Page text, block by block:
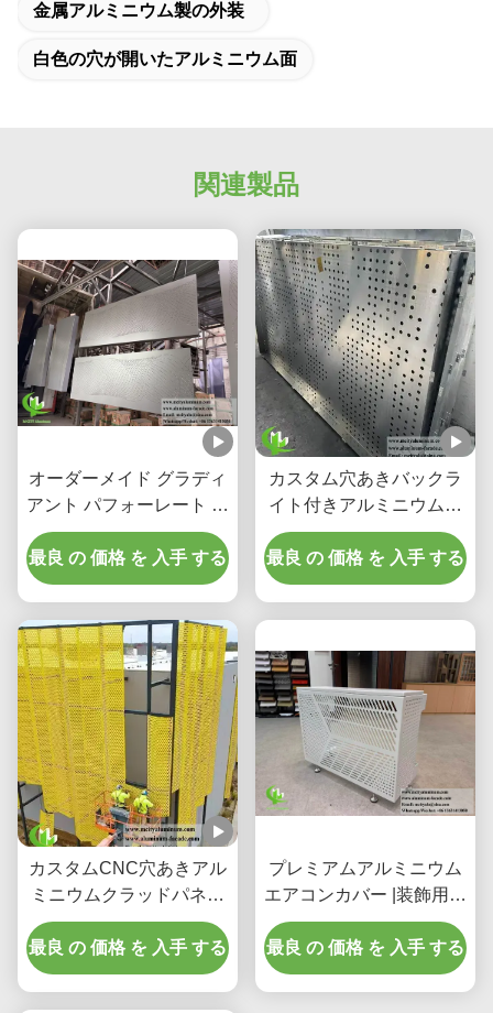
金属アルミニウム製の外装
白色の穴が開いたアルミニウム面
関連製品
オーダーメイド グラディ
アント パフォーレート ア
ルミウム フラード コーテ
ィング & スクリーン パネ
ル
最良 の 価格 を 入手 する
カスタム穴あきバックラ
イト付きアルミニウム天
井システム、統合LEDハ
ウジングおよびCNCレー
ザーカットパターン付き
最良 の 価格 を 入手 する
カスタムCNC穴あきアル
ミニウムクラッドパネル
(3003 H14/H24合金、
PVDFコーティング、フ
ァサード用)
最良 の 価格 を 入手 する
プレミアムアルミニウム
エアコンカバー |装飾用保
護スクリーン
最良 の 価格 を 入手 する